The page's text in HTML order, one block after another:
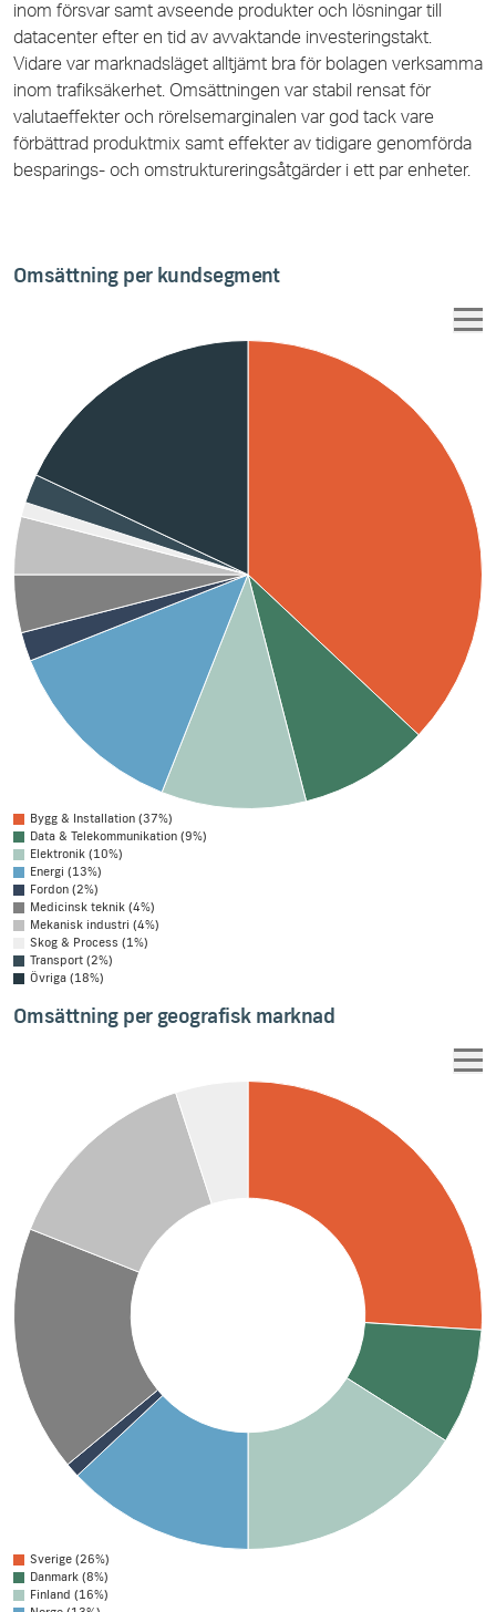
inom försvar samt avseende produkter och lösningar till
datacenter efter en tid av avvaktande investeringstakt.
Vidare var marknadsläget alltjämt bra för bolagen verksamma
inom trafiksäkerhet. Omsättningen var stabil rensat för
valutaeffekter och rörelsemarginalen var god tack vare
förbättrad produktmix samt effekter av tidigare genomförda
besparings- och omstruktureringsåtgärder i ett par enheter.
Omsättning per kundsegment
Bygg & Installation (37%)
Data & Telekommunikation (9%)
Elektronik (10%)
Energi (13%)
Fordon (2%)
Medicinsk teknik (4%)
Mekanisk industri (4%)
Skog & Process (1%)
Transport (2%)
Övriga (18%)
Omsättning per geografisk marknad
Sverige (26%)
Danmark (8%)
Finland (16%)